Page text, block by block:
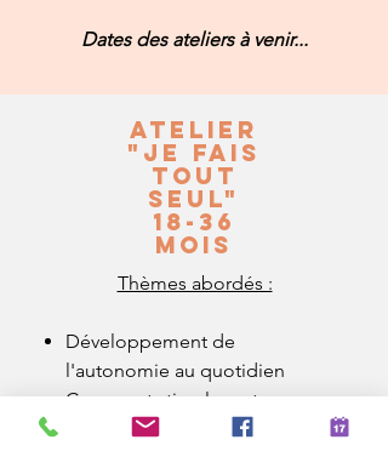
Dates des ateliers à venir...
Atelier
"Je fais
tout
seul"
18-36
mois
Thèmes abordés :
Développement de
l'autonomie au quotidien
Comment stimuler votre
enfant et quelles activités lui